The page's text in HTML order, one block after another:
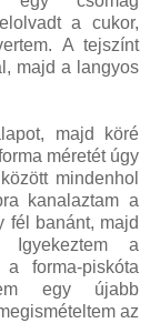
a cukor,
A tejszínt
majd a langyos
majd köré
méretét úgy
mindenhol
kanalaztam a
fél banánt, majd
Igyekeztem a
a forma-piskóta
egy újabb
az